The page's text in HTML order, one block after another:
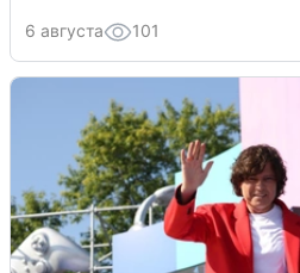
6 августа 101